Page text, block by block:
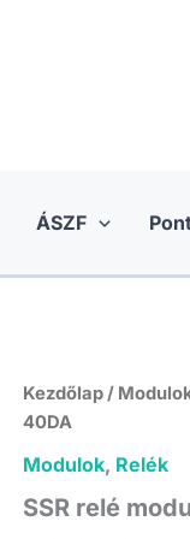
ÁSZF
Kezdőlap/
40DA
Modulok, Relék
SSR relé